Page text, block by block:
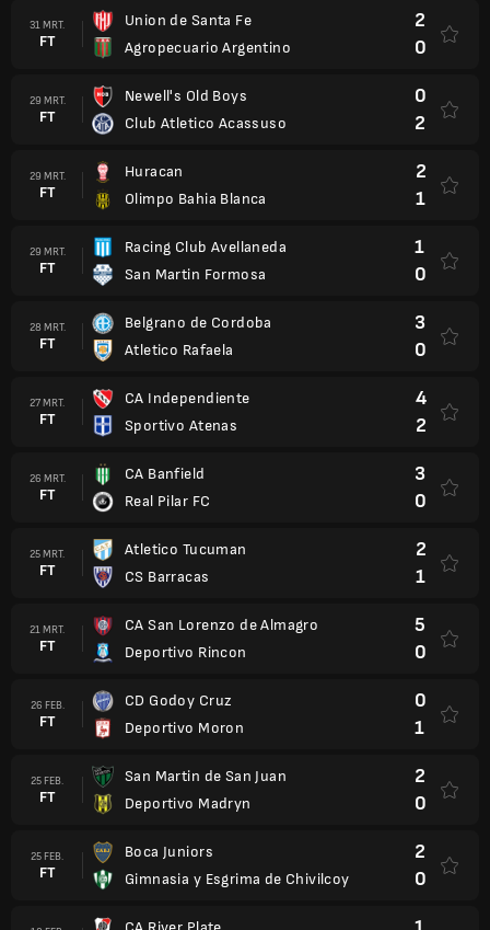
31 MRT.
FT
Union de Santa Fe
Agropecuario Argentino
2
0
29 MRT.
FT
Newell's Old Boys
Club Atletico Acassuso
0
2
29 MRT.
FT
Huracan
Olimpo Bahia Blanca
2
1
29 MRT.
FT
Racing Club Avellaneda
San Martin Formosa
1
0
28 MRT.
FT
Belgrano de Cordoba
Atletico Rafaela
3
0
27 MRT.
FT
CA Independiente
Sportivo Atenas
4
2
26 MRT.
FT
CA Banfield
Real Pilar FC
3
0
25 MRT.
FT
Atletico Tucuman
CS Barracas
2
1
21 MRT.
FT
CA San Lorenzo de Almagro
Deportivo Rincon
5
0
26 FEB.
FT
CD Godoy Cruz
Deportivo Moron
0
1
25 FEB.
FT
San Martin de San Juan
Deportivo Madryn
2
0
25 FEB.
FT
Boca Juniors
Gimnasia y Esgrima de Chivilcoy
2
0